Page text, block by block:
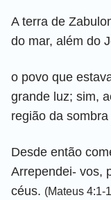
A terra de
do mar, além do
o povo que
grande luz; sim,
região da
Desde então
Arrependei- vos,
céus. (Mateus 4:1-